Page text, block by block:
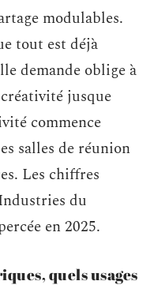
modulables.
tout est déjà
demande oblige à
jusque
commence
salles de réunion
Les chiffres
du
en 2025.
quels usages